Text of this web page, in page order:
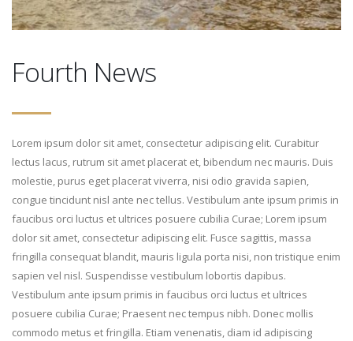
Fourth News
Lorem ipsum dolor sit amet, consectetur adipiscing elit. Curabitur
lectus lacus, rutrum sit amet placerat et, bibendum nec mauris. Duis
molestie, purus eget placerat viverra, nisi odio gravida sapien,
congue tincidunt nisl ante nec tellus. Vestibulum ante ipsum primis in
faucibus orci luctus et ultrices posuere cubilia Curae; Lorem ipsum
dolor sit amet, consectetur adipiscing elit. Fusce sagittis, massa
fringilla consequat blandit, mauris ligula porta nisi, non tristique enim
sapien vel nisl. Suspendisse vestibulum lobortis dapibus.
Vestibulum ante ipsum primis in faucibus orci luctus et ultrices
posuere cubilia Curae; Praesent nec tempus nibh. Donec mollis
commodo metus et fringilla. Etiam venenatis, diam id adipiscing